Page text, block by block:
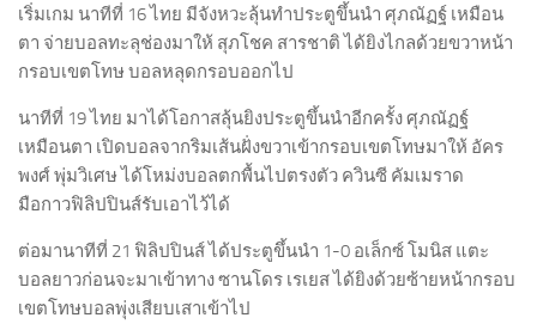
เริ่มเกม นาทีที่ 16 ไทย มีจังหวะลุ้นทำประตูขึ้นนำ ศุภณัฏฐ์ เหมือน
ตา จ่ายบอลทะลุช่องมาให้ สุภโชค สารชาติ ได้ยิงไกลด้วยขวาหน้า
กรอบเขตโทษ บอลหลุดกรอบออกไป
นาทีที่ 19 ไทย มาได้โอกาสลุ้นยิงประตูขึ้นนำอีกครั้ง ศุภณัฏฐ์
เหมือนตา เปิดบอลจากริมเส้นฝั่งขวาเข้ากรอบเขตโทษมาให้ อัคร
พงศ์ พุ่มวิเศษ ได้โหม่งบอลตกพื้นไปตรงตัว ควินซี คัมเมราด
มือกาวฟิลิปปินส์รับเอาไว้ได้
ต่อมานาทีที่ 21 ฟิลิปปินส์ ได้ประตูขึ้นนำ 1-0 อเล็กซ์ โมนิส แตะ
บอลยาวก่อนจะมาเข้าทาง ซานโดร เรเยส ได้ยิงด้วยซ้ายหน้ากรอบ
เขตโทษบอลพุ่งเสียบเสาเข้าไป